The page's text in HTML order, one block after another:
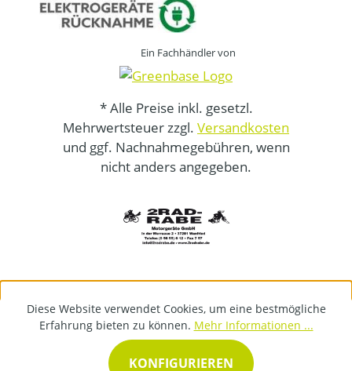
Ein Fachhändler von
* Alle Preise inkl. gesetzl.
Mehrwertsteuer zzgl. Versandkosten
und ggf. Nachnahmegebühren, wenn
nicht anders angegeben.
Diese Website verwendet Cookies, um eine bestmögliche
Erfahrung bieten zu können. Mehr Informationen ...
KONFIGURIEREN